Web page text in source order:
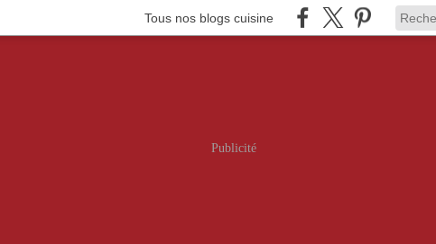
Tous nos blogs cuisine
Publicité